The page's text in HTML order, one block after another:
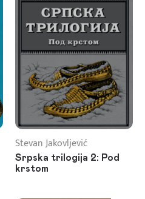
Stevan Jakovljević
Srpska trilogija 2: Pod
krstom